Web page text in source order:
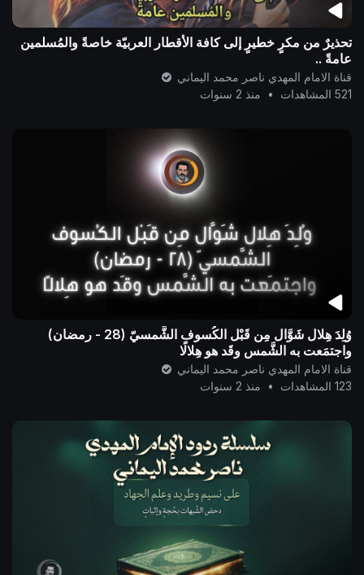
تحذيرٌ من مكرٍ خطيرٍ إلى كافة الأقطار العربيّة خاصةً والمُسلمين
عامةً ..
قناة الامام المهدي ناصر محمد اليماني
521 المشاهدات
• منذ 2 سنوات
وُلِدَ هِلال شَوَّال مِن قَبْل الكُسوف الشَّمسيّ (28 - رمضان)
واجتمَعت به الشَّمس وقَد هو هِلالًا
قناة الامام المهدي ناصر محمد اليماني
123 المشاهدات
• منذ 2 سنوات